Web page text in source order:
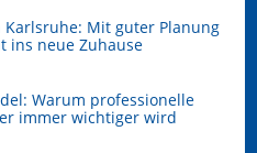
Karlsruhe: Mit guter Planung
ins neue Zuhause
Warum professionelle
immer wichtiger wird